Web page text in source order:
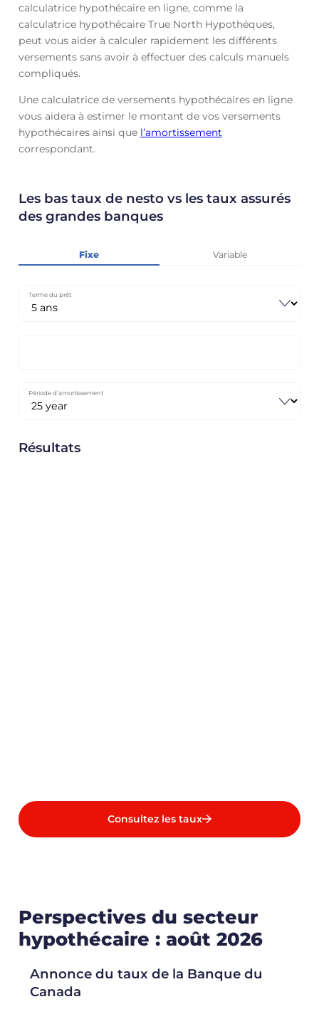
calculatrice hypothécaire en ligne, comme la
calculatrice hypothécaire True North Hypothéques,
peut vous aider à calculer rapidement les différents
versements sans avoir à effectuer des calculs manuels
compliqués.
Une calculatrice de versements hypothécaires en ligne
vous aidera à estimer le montant de vos versements
hypothécaires ainsi que l’amortissement
correspondant.
Les bas taux de nesto vs les taux assurés
des grandes banques
Fixe Variable
Terme du prêt
Période d’amortissement
Résultats
Consultez les taux
Perspectives du secteur
hypothécaire : août 2026
Annonce du taux de la Banque du
Canada